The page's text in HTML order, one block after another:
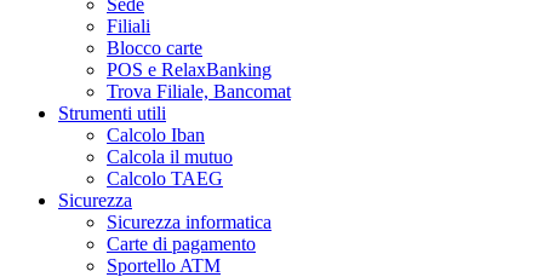
Sede
Filiali
Blocco carte
POS e RelaxBanking
Trova Filiale, Bancomat
Strumenti utili
Calcolo Iban
Calcola il mutuo
Calcolo TAEG
Sicurezza
Sicurezza informatica
Carte di pagamento
Sportello ATM